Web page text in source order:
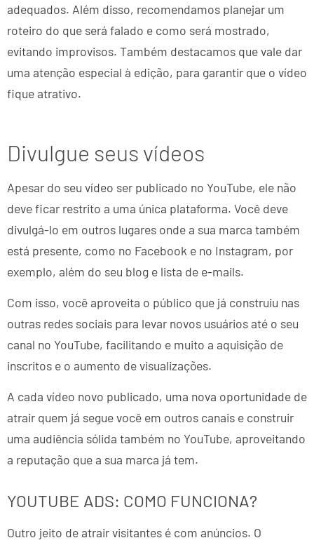
adequados. Além disso, recomendamos planejar um
roteiro do que será falado e como será mostrado,
evitando improvisos. Também destacamos que vale dar
uma atenção especial à edição, para garantir que o vídeo
fique atrativo.
Divulgue seus vídeos
Apesar do seu vídeo ser publicado no YouTube, ele não
deve ficar restrito a uma única plataforma. Você deve
divulgá-lo em outros lugares onde a sua marca também
está presente, como no Facebook e no Instagram, por
exemplo, além do seu blog e lista de e-mails.
Com isso, você aproveita o público que já construiu nas
outras redes sociais para levar novos usuários até o seu
canal no YouTube, facilitando e muito a aquisição de
inscritos e o aumento de visualizações.
A cada vídeo novo publicado, uma nova oportunidade de
atrair quem já segue você em outros canais e construir
uma audiência sólida também no YouTube, aproveitando
a reputação que a sua marca já tem.
YOUTUBE ADS: COMO FUNCIONA?
Outro jeito de atrair visitantes é com anúncios. O